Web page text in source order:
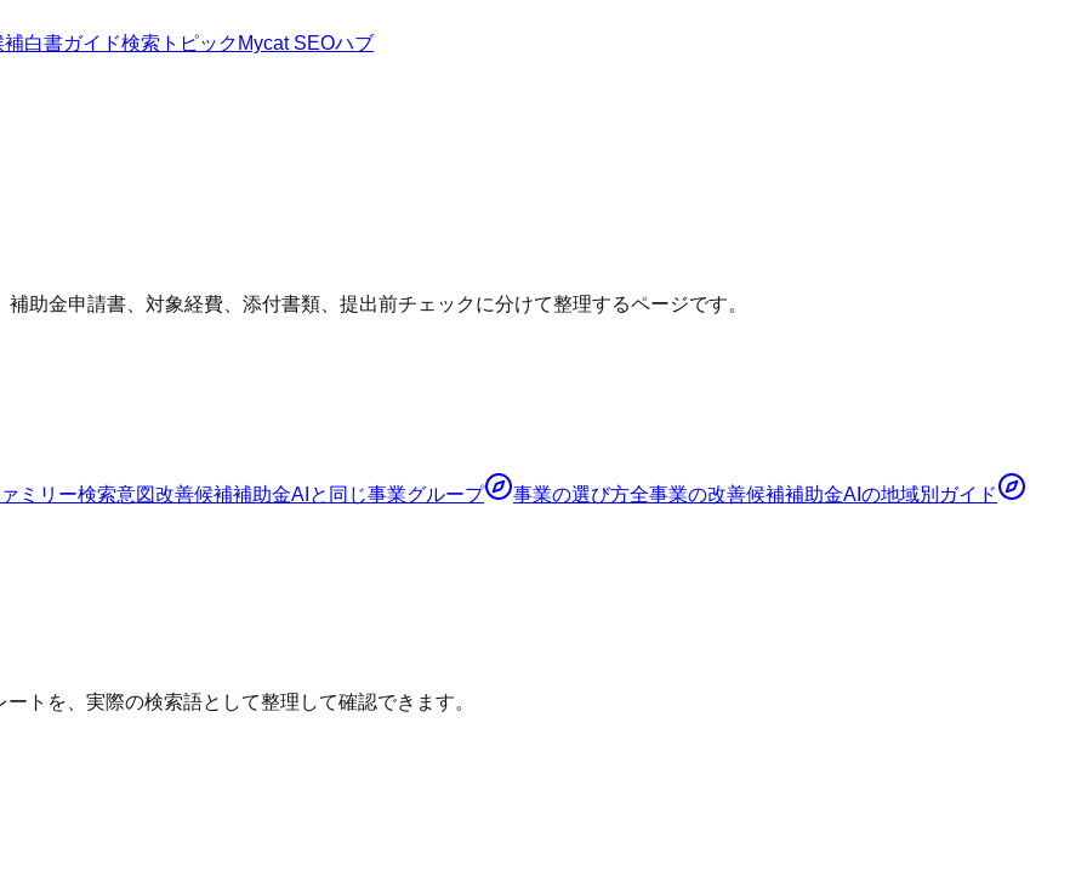
補白書ガイド検索トピック Mycat SEOハブ
助金申請書、対象経費、添付書類、提出前チェックに分けて整理するページです。
ミリー検索意図改善候補補助金AI と同じ事業グループ 事業の選び方全事業の改善候補補助金AI の地域別ガイド
トを、実際の検索語として整理して確認できます。